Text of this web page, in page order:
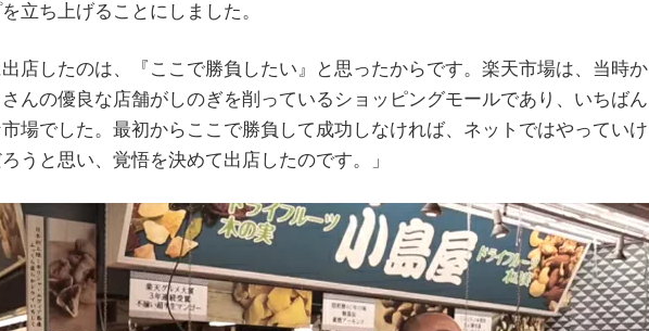
立ち上げることにしました。
店したのは、『ここで勝負したい』と思ったからです。楽天市場は、当時か
さんの優良な店舗がしのぎを削っているショッピングモールであり、いちばん
場でした。最初からここで勝負して成功しなければ、ネットではやっていけ
うと思い、覚悟を決めて出店したのです。」